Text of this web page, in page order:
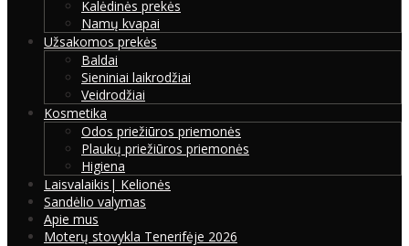
Kalėdinės prekės
Namų kvapai
Užsakomos prekės
Baldai
Sieniniai laikrodžiai
Veidrodžiai
Kosmetika
Odos priežiūros priemonės
Plaukų priežiūros priemonės
Higiena
Laisvalaikis| Kelionės
Sandėlio valymas
Apie mus
Moterų stovykla Tenerifėje 2026